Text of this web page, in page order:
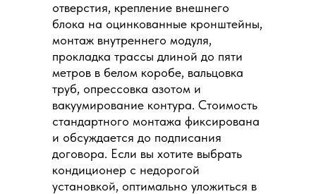
отверстия, крепление внешнего
блока на оцинкованные кронштейны,
монтаж внутреннего модуля,
прокладка трассы длиной до пяти
метров в белом коробе, вальцовка
труб, опрессовка азотом и
вакуумирование контура. Стоимость
стандартного монтажа фиксирована
и обсуждается до подписания
договора. Если вы хотите выбрать
кондиционер с недорогой
установкой, оптимально уложиться в